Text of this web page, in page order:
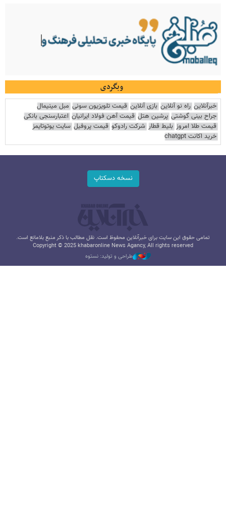
وبگردی
خبرآنلاین راه نو آنلاین بازی آنلاین قیمت تلویزیون سونی مبل مینیمال
جراح بینی گوشتی پرشین هتل قیمت آهن فولاد ایرانیان اعتبارسنجی بانکی
قیمت طلا امروز بلیط قطار شرکت رادوکو قیمت پروفیل سایت یوتوتایمز
خرید اکانت chatgpt
نسخه دسکتاپ
تمامی حقوق این سایت برای خبرآنلاین محفوظ است. نقل مطالب با ذکر منبع بلامانع است.
Copyright © 2025 khabaronline News Agancy, All rights reserved
طراحی و تولید: نستوه